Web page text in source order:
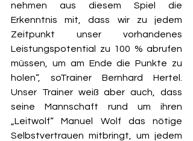
nehmen aus diesem Spiel die
Erkenntnis mit, dass wir zu jedem
Zeitpunkt unser vorhandenes
Leistungspotential zu 100 % abrufen
müssen, um am Ende die Punkte zu
holen“, soTrainer Bernhard Hertel.
Unser Trainer weiß aber auch, dass
seine Mannschaft rund um ihren
„Leitwolf“ Manuel Wolf das nötige
Selbstvertrauen mitbringt, um jedem